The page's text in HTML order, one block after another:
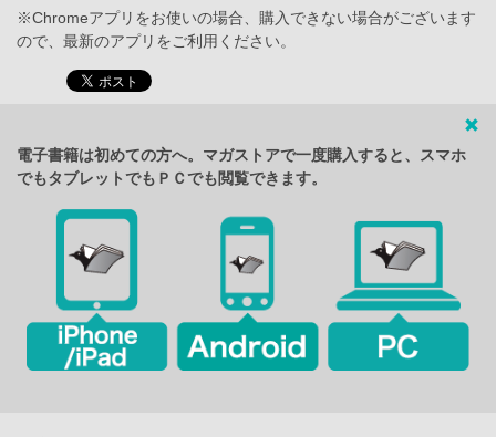
※Chromeアプリをお使いの場合、購入できない場合がございます
ので、最新のアプリをご利用ください。
電子書籍は初めての方へ。マガストアで一度購入すると、スマホ
でもタブレットでもＰＣでも閲覧できます。